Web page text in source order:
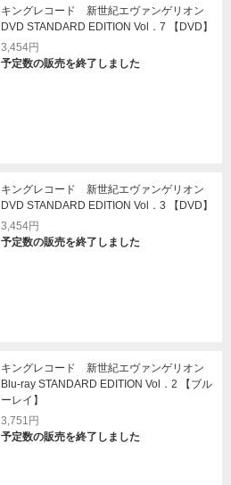
キングレコード 新世紀エヴァンゲリオン
DVD STANDARD EDITION Vol．7 【DVD】
3,454円
予定数の販売を終了しました
キングレコード 新世紀エヴァンゲリオン
DVD STANDARD EDITION Vol．3 【DVD】
3,454円
予定数の販売を終了しました
キングレコード 新世紀エヴァンゲリオン
Blu-ray STANDARD EDITION Vol．2 【ブル
ーレイ】
3,751円
予定数の販売を終了しました